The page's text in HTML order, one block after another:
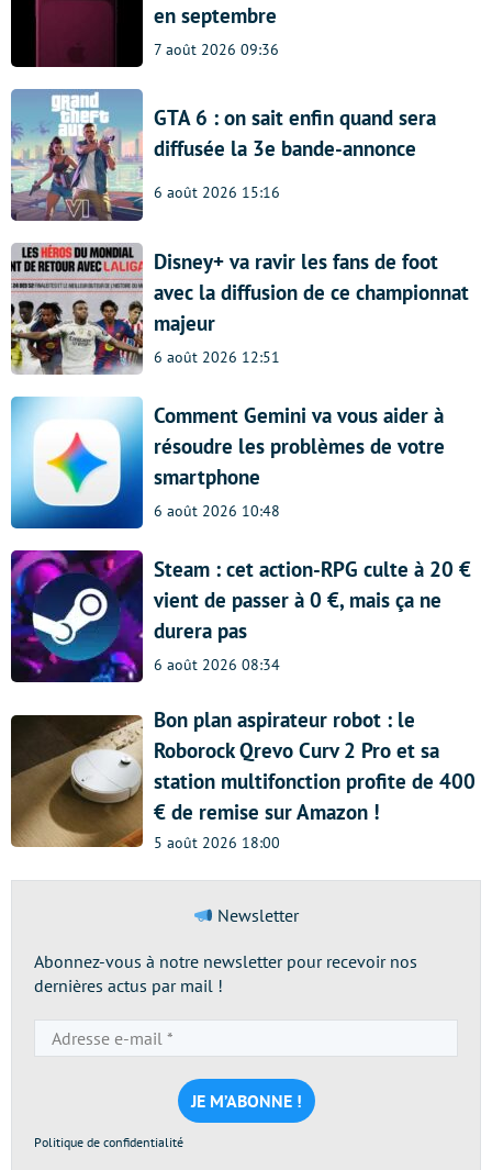
en septembre
7 août 2026 09:36
GTA 6 : on sait enfin quand sera
diffusée la 3e bande-annonce
6 août 2026 15:16
Disney+ va ravir les fans de foot
avec la diffusion de ce championnat
majeur
6 août 2026 12:51
Comment Gemini va vous aider à
résoudre les problèmes de votre
smartphone
6 août 2026 10:48
Steam : cet action-RPG culte à 20 €
vient de passer à 0 €, mais ça ne
durera pas
6 août 2026 08:34
Bon plan aspirateur robot : le
Roborock Qrevo Curv 2 Pro et sa
station multifonction profite de 400
€ de remise sur Amazon !
5 août 2026 18:00
Newsletter
Abonnez-vous à notre newsletter pour recevoir nos
dernières actus par mail !
e-
mail
*
Politique de confidentialité